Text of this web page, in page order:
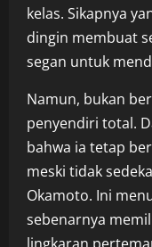
kelas. Sikapnya
dingin membuat
segan untuk
Namun, bukan
penyendiri total.
bahwa ia tetap
meski tidak
Okamoto. Ini
sebenarnya